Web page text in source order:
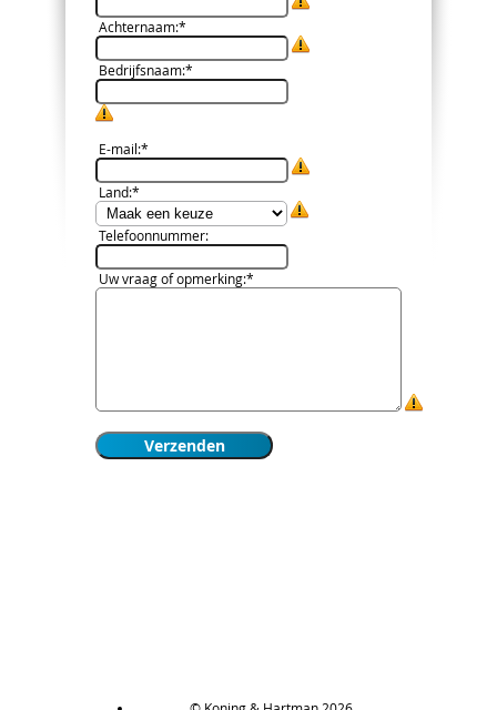
Achternaam:*
Bedrijfsnaam:*
E-mail:*
Land:*
Telefoonnummer:
Uw vraag of opmerking:*